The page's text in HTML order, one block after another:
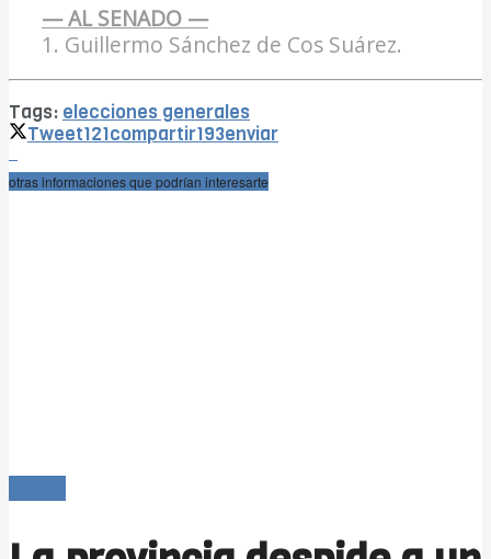
— AL SENADO —
1. Guillermo Sánchez de Cos Suárez.
Tags: elecciones generales
Tweet121compartir193enviar
otras informaciones que podrían interesarte